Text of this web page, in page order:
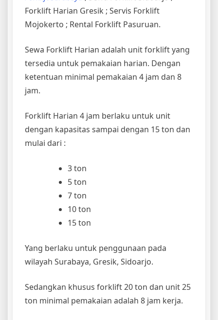
Forklift Harian Gresik ; Servis Forklift
Mojokerto ; Rental Forklift Pasuruan.
Sewa Forklift Harian adalah unit forklift yang
tersedia untuk pemakaian harian. Dengan
ketentuan minimal pemakaian 4 jam dan 8
jam.
Forklift Harian 4 jam berlaku untuk unit
dengan kapasitas sampai dengan 15 ton dan
mulai dari :
3 ton
5 ton
7 ton
10 ton
15 ton
​Yang berlaku untuk penggunaan pada
wilayah Surabaya, Gresik, Sidoarjo.
Sedangkan khusus forklift 20 ton dan unit 25
ton minimal pemakaian adalah 8 jam kerja.